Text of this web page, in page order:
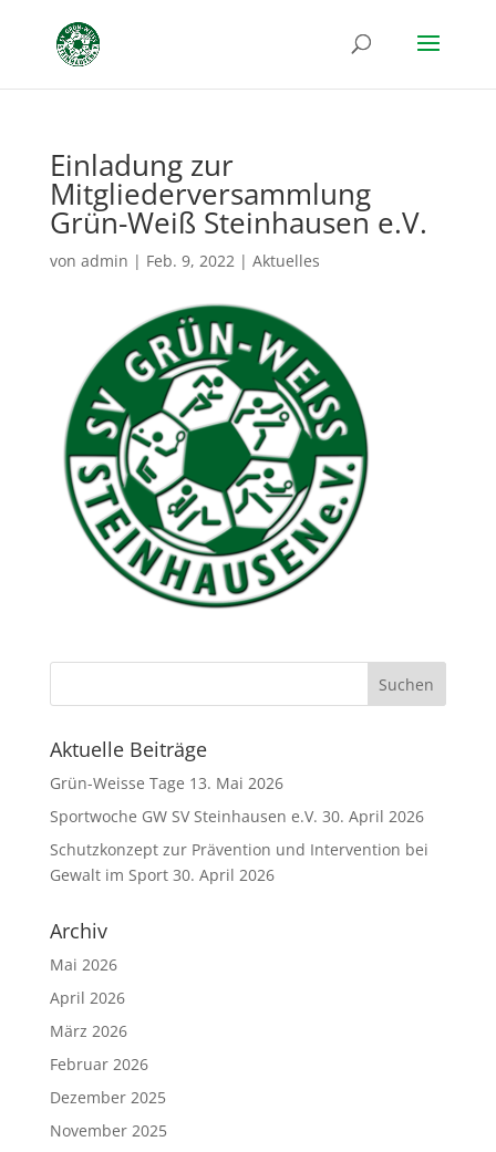
Einladung zur
Mitgliederversammlung
Grün-Weiß Steinhausen e.V.
von admin | Feb. 9, 2022| Aktuelles
Aktuelle Beiträge
Grün-Weisse Tage 13. Mai 2026
Sportwoche GW SV Steinhausen e.V. 30. April 2026
Schutzkonzept zur Prävention und Intervention bei
Gewalt im Sport 30. April 2026
Archiv
Mai 2026
April 2026
März 2026
Februar 2026
Dezember 2025
November 2025